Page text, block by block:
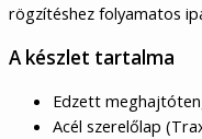
rögzítéshez folyamatos
A készlet tartalma
Edzett
Acél szerelőlap